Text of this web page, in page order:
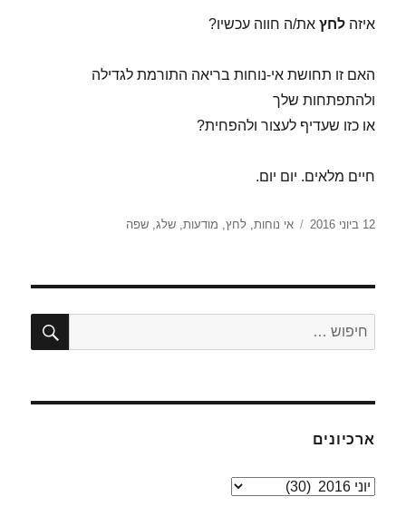
איזהלחץ את/ה חווה עכשיו?
האם זו תחושת אי-נוחות בריאה התורמת לגדילה
ולהתפתחות שלך
או כזו שעדיף לעצור ולהפחית?
חיים מלאים. יום יום.
פורסם
12 ביוני 2016 תגיות
אי נוחות,לחץ, מודעות,שלג,שפה
חפש:
ארכיונים
ארכיונים